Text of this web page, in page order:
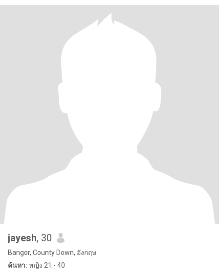
jayesh, 30
Bangor, County Down, อังกฤษ
ค้นหา: หญิง 21 - 40